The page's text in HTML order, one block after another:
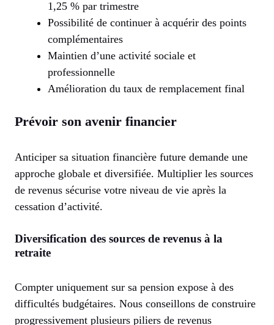
1,25 % par trimestre
Possibilité de continuer à acquérir des points
complémentaires
Maintien d’une activité sociale et
professionnelle
Amélioration du taux de remplacement final
Prévoir son avenir financier
Anticiper sa situation financière future demande une
approche globale et diversifiée. Multiplier les sources
de revenus sécurise votre niveau de vie après la
cessation d’activité.
Diversification des sources de revenus à la
retraite
Compter uniquement sur sa pension expose à des
difficultés budgétaires. Nous conseillons de construire
progressivement plusieurs piliers de revenus